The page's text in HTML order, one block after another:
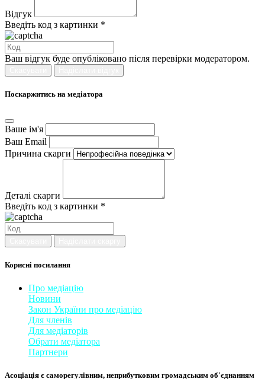
Відгук
Введіть код з картинки *
Ваш відгук буде опубліковано після перевірки модератором.
Поскаржитись на медіатора
Ваше ім'я
Ваш Email
Причина скарги
Деталі скарги
Введіть код з картинки *
Корисні посилання
Про медіацію
Новини
Закон України про медіаці​ю
Для членів
Для медіаторів
Обрати медіатора
Партнери
Асоціація є саморегулівним, неприбутковим громадським об'єднанням